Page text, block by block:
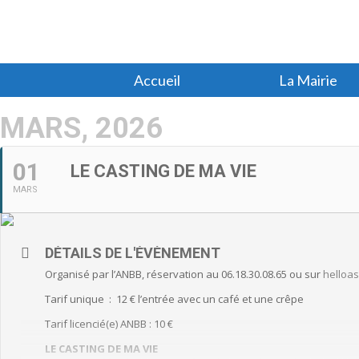
Accueil La Mairie
MARS, 2026
01
MARS
LE CASTING DE MA VIE
DÉTAILS DE L'ÉVÈNEMENT
Organisé par l’ANBB, réservation au 06.18.30.08.65 ou sur
Tarif unique : 12 € l’entrée avec un café et une crêpe
Tarif licencié(e) ANBB : 10 €
LE CASTING DE MA VIE